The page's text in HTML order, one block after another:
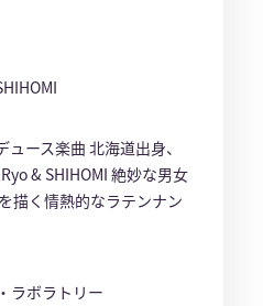
ース楽曲 北海道出身、
& SHIHOMI 絶妙な男女
描く情熱的なラテンナン
ラボラトリー